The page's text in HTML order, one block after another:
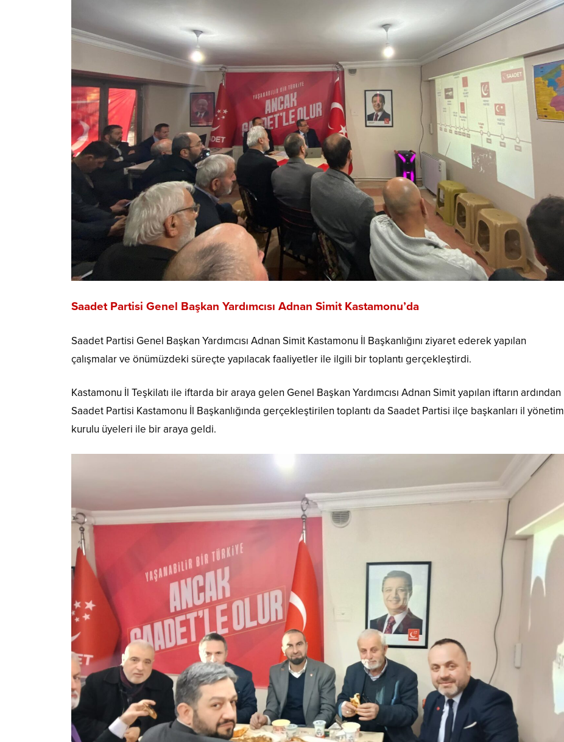
Saadet Partisi Genel Başkan Yardımcısı Adnan Simit Kastamonu’da
Saadet Partisi Genel Başkan Yardımcısı Adnan Simit Kastamonu İl Başkanlığını ziyaret ederek yapılan
çalışmalar ve önümüzdeki süreçte yapılacak faaliyetler ile ilgili bir toplantı gerçekleştirdi.
Kastamonu İl Teşkilatı ile iftarda bir araya gelen Genel Başkan Yardımcısı Adnan Simit yapılan iftarın ardından
Saadet Partisi Kastamonu İl Başkanlığında gerçekleştirilen toplantı da Saadet Partisi ilçe başkanları il yönetim
kurulu üyeleri ile bir araya geldi.